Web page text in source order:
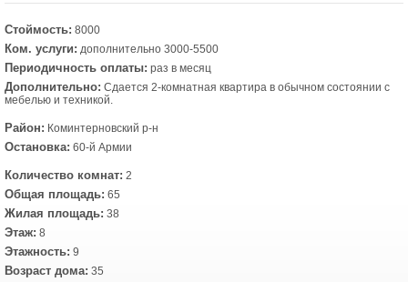
Стоймость: 8000
Ком. услуги: дополнительно 3000-5500
Периодичность оплаты: раз в месяц
Дополнительно: Сдается 2-комнатная квартира в обычном состоянии с
мебелью и техникой.
Район: Коминтерновский р-н
Остановка: 60-й Армии
Количество комнат: 2
Общая площадь: 65
Жилая площадь: 38
Этаж: 8
Этажность: 9
Возраст дома: 35